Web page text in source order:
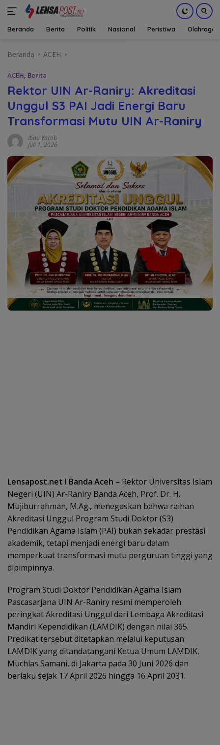
Beranda Berita Politik Nasional Peristiwa Olahraga
Beranda ACEH
ACEH, Berita
Rektor UIN Ar-Raniry: Akreditasi
Unggul S3 PAI Jadi Energi Baru
Transformasi Mutu UIN Ar-Raniry
Ibnu Yacob
Juli 1, 2026
Lensapost.net I Banda Aceh – Rektor Universitas Islam
Negeri (UIN) Ar-Raniry Banda Aceh, Prof. Dr. H.
Mujiburrahman, M.Ag., menegaskan bahwa raihan
Akreditasi Unggul Program Studi Doktor (S3)
Pendidikan Agama Islam (PAI) bukan sekadar prestasi
akademik, tetapi menjadi energi baru dalam
memperkuat transformasi mutu perguruan tinggi yang
dipimpinnya.
Program Studi Doktor Pendidikan Agama Islam
Pascasarjana UIN Ar-Raniry resmi memperoleh
peringkat Akreditasi Unggul dari Lembaga Akreditasi
Mandiri Kependidikan (LAMDIK) dengan nilai 365.
Predikat tersebut ditetapkan melalui keputusan
LAMDIK yang ditandatangani Ketua Umum LAMDIK,
Muchlas Samani, di Jakarta pada 30 Juni 2026 dan
berlaku sejak 17 April 2026 hingga 16 April 2031.